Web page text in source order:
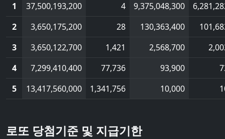
1
37,500,193,200 4 9,375,048,300
2
3,650,175,200 28 130,363,400
3
3,650,122,700 1,421 2,568,700
4
7,299,410,400 77,736 93,900
5
13,417,560,000 1,341,756 10,000
로또 당첨기준 및 지급기한